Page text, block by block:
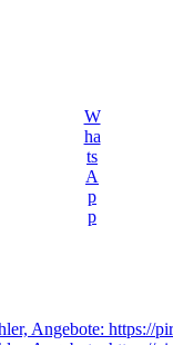
W
ha
ts
A
p
p
Angebote: https://